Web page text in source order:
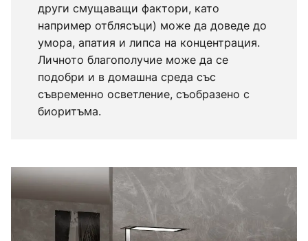
други смущаващи фактори, като
например отблясъци) може да доведе до
умора, апатия и липса на концентрация.
Личното благополучие може да се
подобри и в домашна среда със
съвременно осветление, съобразено с
биоритъма.